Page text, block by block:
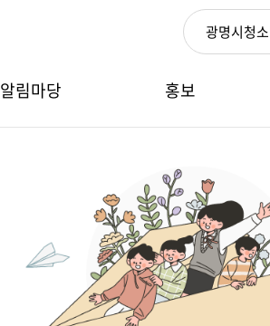
알림마당 홍보
광명시청